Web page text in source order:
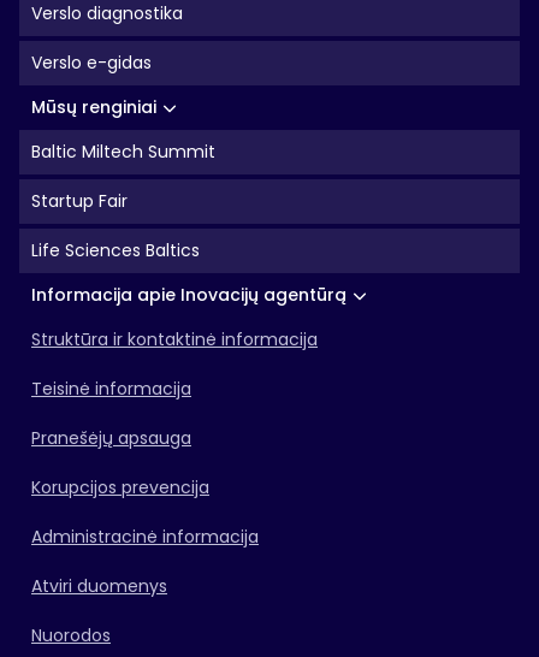
Verslo diagnostika
Verslo e-gidas
Mūsų renginiai
Baltic Miltech Summit
Startup Fair
Life Sciences Baltics
Informacija apie Inovacijų agentūrą
Struktūra ir kontaktinė informacija
Teisinė informacija
Pranešėjų apsauga
Korupcijos prevencija
Administracinė informacija
Atviri duomenys
Nuorodos